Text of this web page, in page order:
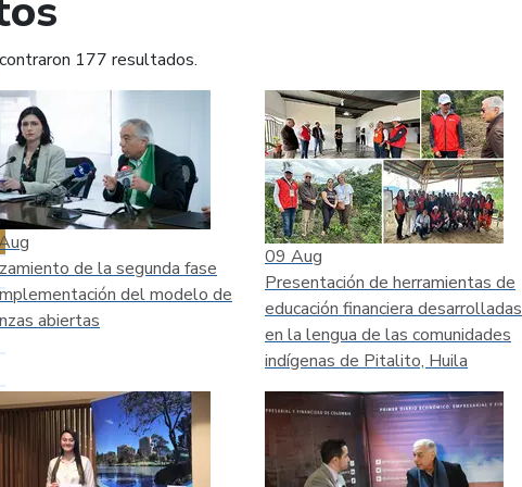
177 resultados.
de la segunda fase
del modelo de
abiertas
09 Aug
Presentación de herramientas de
educación financiera desarrolladas
en la lengua de las comunidades
indígenas de Pitalito, Huila
Leer contenido